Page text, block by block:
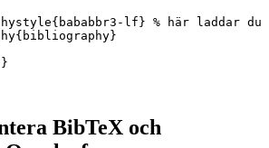
{bababbr3-lf} % här laddar
{bibliography}
}
BibTeX och